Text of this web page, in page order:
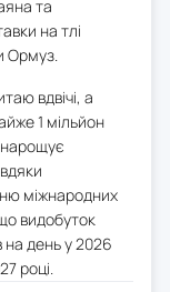
та
на тлі
Ормуз.
вдвічі, а
1 мільйон
нарощує
міжнародних
видобуток
на день у 2026
році.